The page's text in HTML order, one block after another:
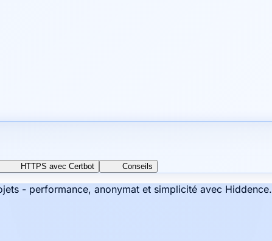
HTTPS avec Certbot Conseils
- performance, anonymat et simplicité avec Hiddence.